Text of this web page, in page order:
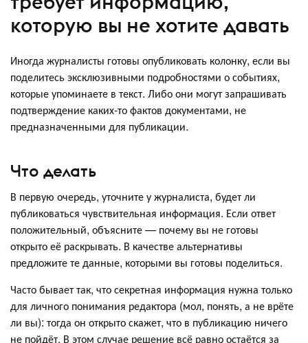
которую вы не хотите давать
Иногда журналисты готовы опубликовать колонку, если вы
поделитесь эксклюзивными подробностями о событиях,
которые упоминаете в текст. Либо они могут запрашивать
подтверждение каких-то фактов документами, не
предназначенными для публикации.
Что делать
В первую очередь, уточните у журналиста, будет ли
публиковаться чувствительная информация. Если ответ
положительный, объясните — почему вы не готовы
открыто её раскрывать. В качестве альтернативы
предложите те данные, которыми вы готовы поделиться.
Часто бывает так, что секретная информация нужна только
для личного понимания редактора (мол, понять, а не врёте
ли вы): тогда он открыто скажет, что в публикацию ничего
не пойдёт. В этом случае решение всё равно остаётся за